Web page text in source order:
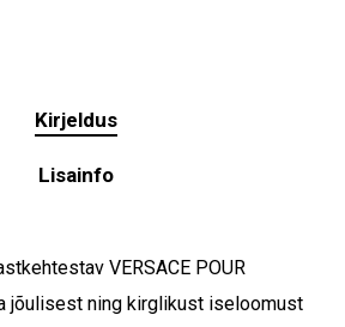
Kirjeldus
Lisainfo
VERSACE POUR
jõulisest ning kirglikust iseloomust